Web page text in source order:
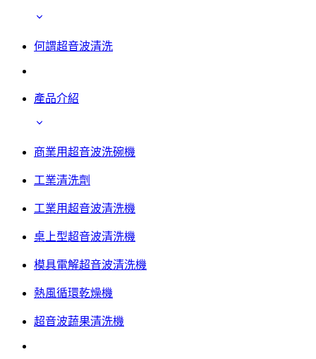
何謂超音波清洗
產品介紹
商業用超音波洗碗機
工業清洗劑
工業用超音波清洗機
桌上型超音波清洗機
模具電解超音波清洗機
熱風循環乾燥機
超音波蔬果清洗機